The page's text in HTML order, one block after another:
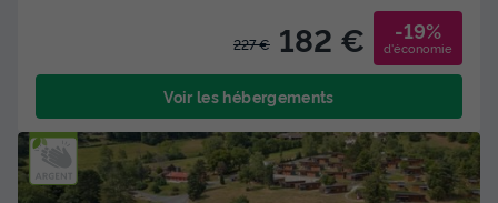
227 € 182 € -19%
d'économie
Voir les hébergements